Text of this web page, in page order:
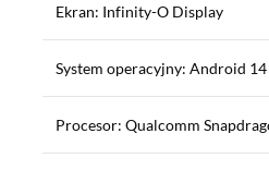
Ekran: Infinity-O Display
System operacyjny: Android 14
Procesor: Qualcomm